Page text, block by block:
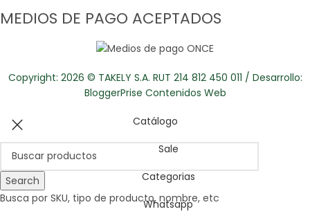
MEDIOS DE PAGO ACEPTADOS
Copyright: 2026 © TAKELY S.A. RUT 214 812 450 011 / Desarrollo:
BloggerPrise Contenidos Web
Search
Busca por SKU, tipo de producto, nombre, etc
Catálogo
Sale
Categorias
Whatsapp